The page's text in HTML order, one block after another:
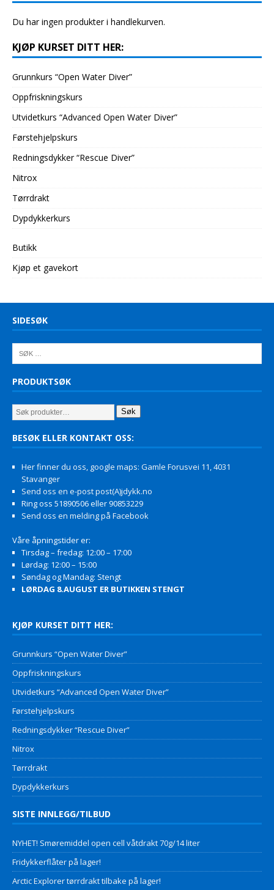
Du har ingen produkter i handlekurven.
KJØP KURSET DITT HER:
Grunnkurs “Open Water Diver”
Oppfriskningskurs
Utvidetkurs “Advanced Open Water Diver”
Førstehjelpskurs
Redningsdykker “Rescue Diver”
Nitrox
Tørrdrakt
Dypdykkerkurs
Butikk
Kjøp et gavekort
SIDESØK
PRODUKTSØK
Søk
BESØK ELLER KONTAKT OSS:
Her finner du oss, google maps: Gamle Forusvei 11, 4031
Stavanger
Send oss en e-post post(A)jdykk.no
Ring oss 51890506 eller 90853229
Send oss en melding på Facebook
Våre åpningstider er:
Tirsdag – fredag: 12:00 – 17:00
Lørdag: 12:00 – 15:00
Søndag og Mandag: Stengt
LØRDAG 8.AUGUST ER BUTIKKEN STENGT
KJØP KURSET DITT HER:
Grunnkurs “Open Water Diver”
Oppfriskningskurs
Utvidetkurs “Advanced Open Water Diver”
Førstehjelpskurs
Redningsdykker “Rescue Diver”
Nitrox
Tørrdrakt
Dypdykkerkurs
SISTE INNLEGG/TILBUD
NYHET! Smøremiddel open cell våtdrakt 70g/14 liter
Fridykkerflåter på lager!
Arctic Explorer tørrdrakt tilbake på lager!